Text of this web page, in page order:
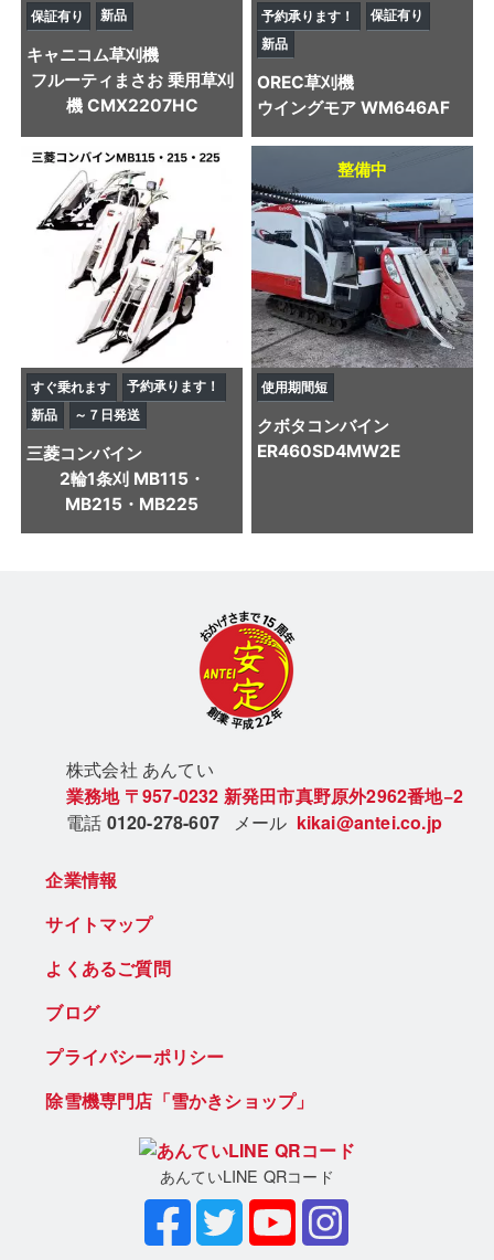
保証有り 新品
キャニコム草刈機
フルーティまさお 乗用草刈
機 CMX2207HC
予約承ります！
保証有り
新品
OREC草刈機
ウイングモア WM646AF
すぐ乗れます
予約承ります！
新品
～７日発送
三菱コンバイン
2輪1条刈 MB115・
MB215・MB225
整備中
使用期間短
クボタ コンバイン
ER460SD4MW2E
株式会社 あんてい
業務地 〒957-0232 新発田市真野原外2962番地−2
電話 0120-278-607 メール kikai@antei.co.jp
企業情報
サイトマップ
よくあるご質問
ブログ
プライバシーポリシー
除雪機専門店「雪かきショップ」
あんていLINE QRコード